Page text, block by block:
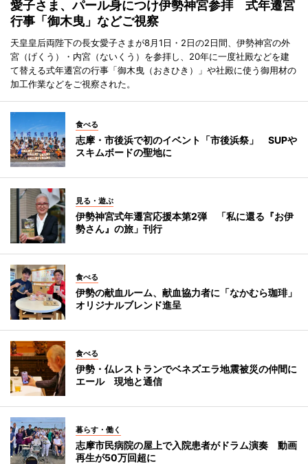
愛子さま、パール身につけ伊勢神宮参拝 式年遷宮
行事「御木曳」などご視察
天皇皇后両陛下の長女愛子さまが8月1日・2日の2日間、伊勢神宮の外
宮（げくう）・内宮（ないくう）を参拝し、20年に一度社殿などを建
て替える式年遷宮の行事「御木曳（おきひき）」や社殿に使う御用材の
加工作業などをご視察された。
食べる
志摩・市後浜で初のイベント「市後浜祭」 SUPや
スキムボードの聖地に
見る・遊ぶ
伊勢神宮式年遷宮応援本第2弾 「私に還る『お伊
勢さん』の旅」刊行
食べる
伊勢の献血ルーム、献血協力者に「なかむら珈琲」
オリジナルブレンド進呈
食べる
伊勢・仏レストランでベネズエラ地震被災の仲間に
エール 現地と通信
暮らす・働く
志摩市民病院の屋上で入院患者がドラム演奏 動画
再生が50万回超に